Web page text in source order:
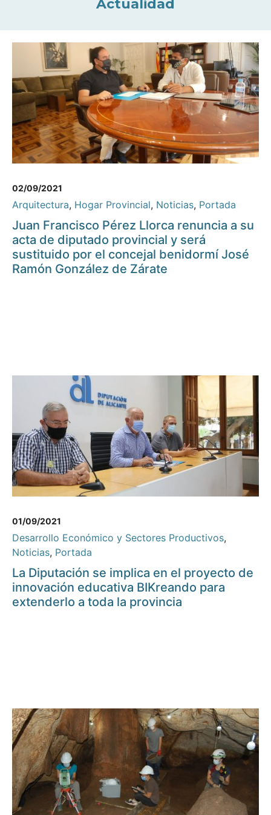
Actualidad
02/09/2021
Arquitectura, Hogar Provincial, Noticias, Portada
Juan Francisco Pérez Llorca renuncia a su
acta de diputado provincial y será
sustituido por el concejal benidormí José
Ramón González de Zárate
01/09/2021
Desarrollo Económico y Sectores Productivos,
Noticias, Portada
La Diputación se implica en el proyecto de
innovación educativa BIKreando para
extenderlo a toda la provincia